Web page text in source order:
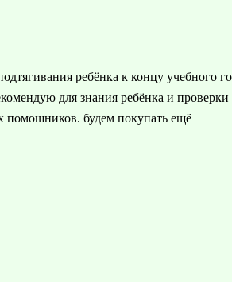
ребёнка к концу учебного
для знания ребёнка и
помошников. будем покупать ещё